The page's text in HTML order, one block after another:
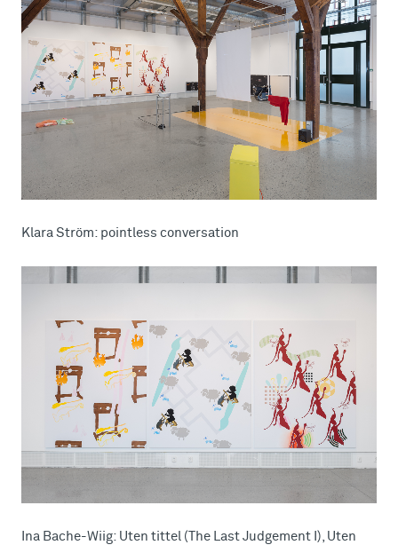
Klara Ström: pointless conversation
Ina Bache-Wiig: Uten tittel (The Last Judgement I), Uten